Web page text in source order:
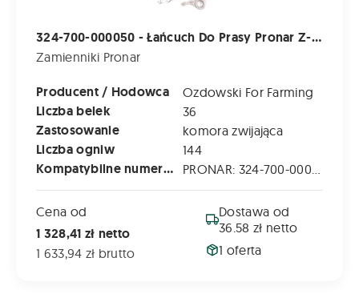
324-700-000050 - Łańcuch Do Prasy Pronar Z-500; Z500K - 36 Belek
Zamienniki Pronar
Producent / Hodowca Ozdowski For Farming
Liczba belek 36
Zastosowanie komora zwijająca
Liczba ogniw 144
Kompatybilne numery katalogowe PRONAR: 324-700-000050 | 5276077500
Cena od
1 328,41 zł netto
1 633,94 zł brutto
Dostawa od
36.58 zł netto
1 oferta